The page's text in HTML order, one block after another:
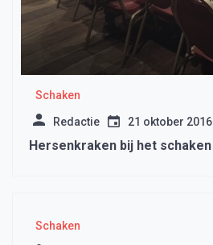
Schaken
Redactie 21 oktober 2016
Hersenkraken bij het schaken
Schaken